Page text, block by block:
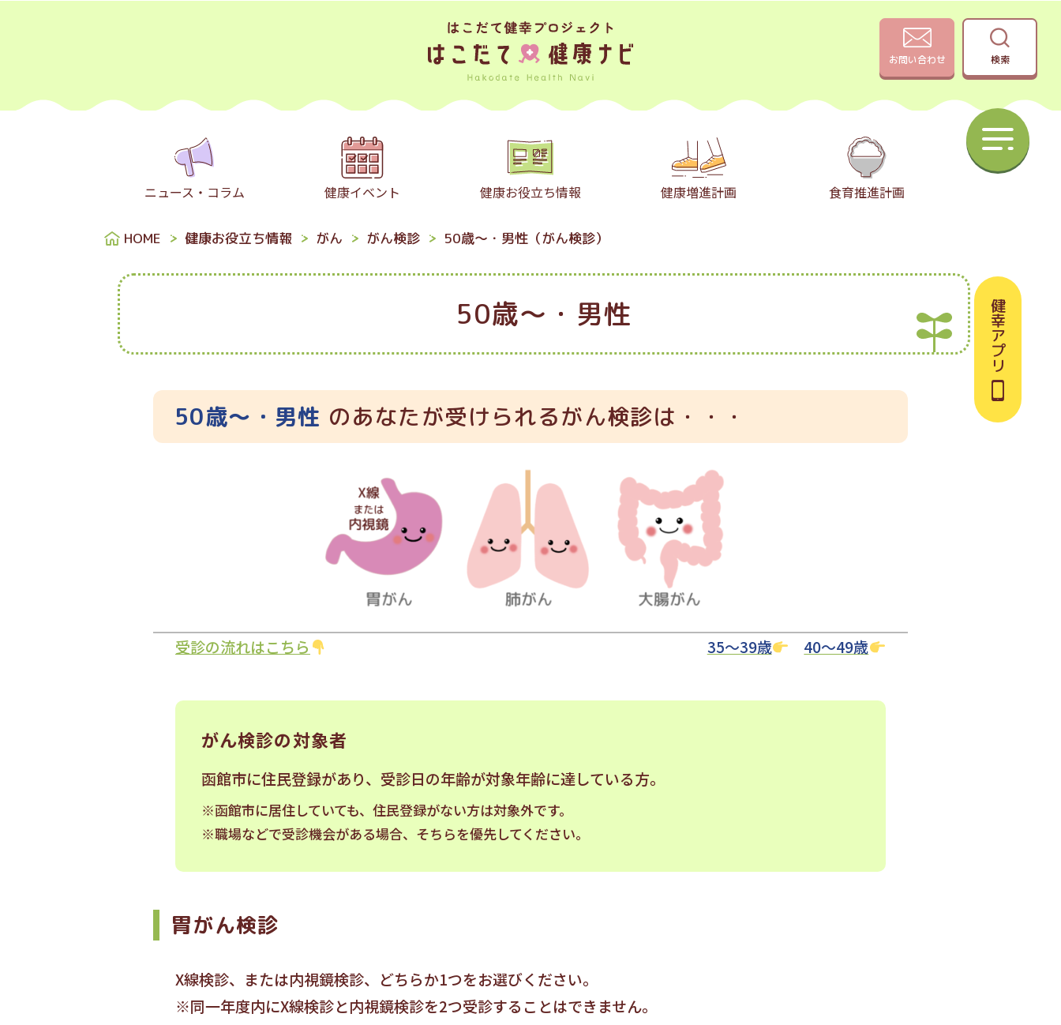
お問い合わせ 検索
ニュース・コラム 健康イベント 健康お役立ち情報 健康増進計画 食育推進計画
HOME 健康お役立ち情報 がん がん検診 50歳〜・男性（がん検診）
50歳〜・男性
50歳〜・男性 のあなたが受けられるがん検診は・・・
受診の流れはこちら 35〜39歳 40〜49歳
がん検診の対象者
函館市に住民登録があり、受診日の年齢が対象年齢に達している方。
※函館市に居住していても、住民登録がない方は対象外です。
※職場などで受診機会がある場合、そちらを優先してください。
胃がん検診
X線検診、または内視鏡検診、どちらか1つをお選びください。
※同一年度内にX線検診と内視鏡検診を2つ受診することはできません。
健幸アプリ